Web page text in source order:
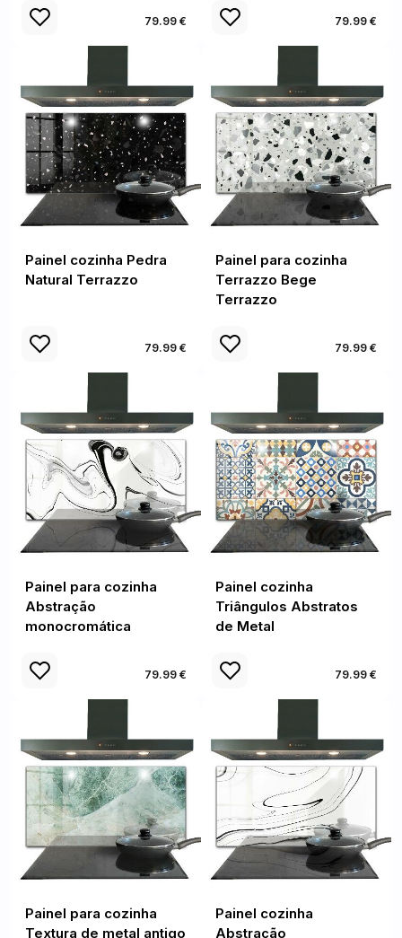
79.99 € 79.99 €
Painel cozinha Pedra
Natural Terrazzo
79.99 €
Painel para cozinha
Terrazzo Bege
Terrazzo
79.99 €
Painel para cozinha
Abstração
monocromática
79.99 €
Painel cozinha
Triângulos Abstratos
de Metal
79.99 €
Painel para cozinha
Textura de metal antigo
Painel cozinha
Abstração